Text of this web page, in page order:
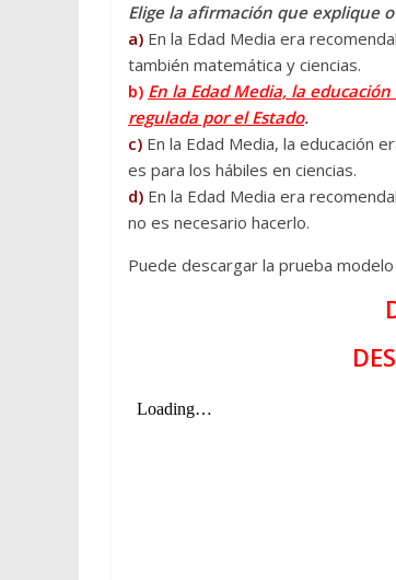
Elige la afirmación que explique
a) En la Edad Media era
también matemática y ciencias.
b) En la Edad Media, la
regulada por el Estado.
c) En la Edad Media, la educación
es para los hábiles en ciencias.
d) En la Edad Media era
no es necesario hacerlo.
Puede descargar la prueba modelo